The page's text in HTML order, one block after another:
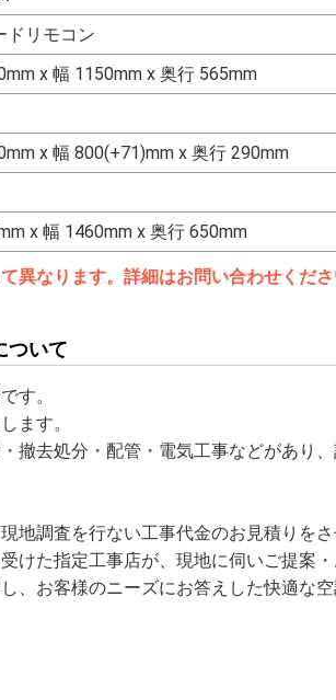
ドリモコン
x 幅 1150mm x 奥行 565mm
x 幅 800(+71)mm x 奥行 290mm
x 幅 1460mm x 奥行 650mm
異なります。詳細はお問い合わせくだ
いて
す。
ます。
撤去処分・配管・電気工事などがあり
地調査を行ない工事代金のお見積りを
けた指定工事店が、現地に伺いご提案
、お客様のニーズにお答えした快適な